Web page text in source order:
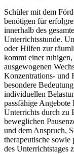
Schüler mit dem
benötigen für
innerhalb des
Unterrichtsstunde.
oder Hilfen zur
kommt einer
ausgewogenen
Konzentrations- und
besondere
individuellen
passfähige Angebote
Unterrichts durch zu
beweglichen
und dem Anspruch,
therapeutische sowie
des Unterrichtstages